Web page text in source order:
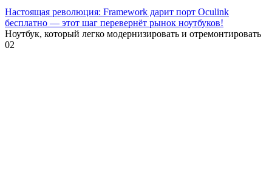
Настоящая революция: Framework дарит порт Oculink
бесплатно — этот шаг перевернёт рынок ноутбуков!
Ноутбук, который легко модернизировать и отремонтировать
02